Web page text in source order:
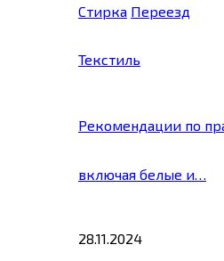
Стирка Переезд
Текстиль
Рекомендации по
включая белые и…
28.11.2024